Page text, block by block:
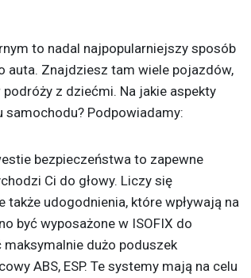
to nadal najpopularniejszy sposób
auta. Znajdziesz tam wiele pojazdów,
z dziećmi. Na jakie aspekty
Podpowiadamy:
bezpieczeństwa to zapewne
Ci do głowy. Liczy się
także udogodnienia, które wpływają na
być wyposażone w ISOFIX do
dużo poduszek
ABS, ESP. Te systemy mają na celu